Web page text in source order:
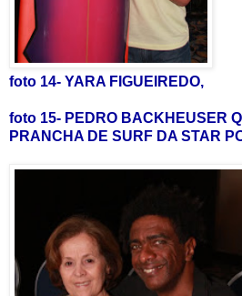
foto 14- YARA FIGUEIREDO,
foto 15- PEDRO BACKHEUSER
PRANCHA DE SURF DA STAR